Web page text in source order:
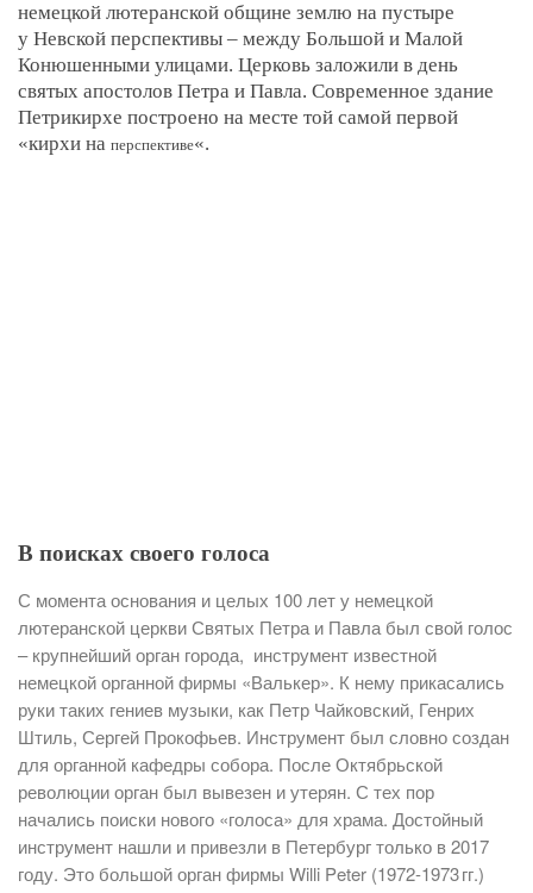
немецкой лютеранской общине землю на пустыре
у Невской перспективы – между Большой и Малой
Конюшенными улицами. Церковь заложили в день
святых апостолов Петра и Павла. Современное здание
Петрикирхе построено на месте той самой первой
«кирхи на перспективе«.
В поисках своего голоса
С момента основания и целых 100 лет у немецкой
лютеранской церкви Святых Петра и Павла был свой голос
– крупнейший орган города, инструмент известной
немецкой органной фирмы «Валькер». К нему прикасались
руки таких гениев музыки, как Петр Чайковский, Генрих
Штиль, Сергей Прокофьев. Инструмент был словно создан
для органной кафедры собора. После Октябрьской
революции орган был вывезен и утерян. С тех пор
начались поиски нового «голоса» для храма. Достойный
инструмент нашли и привезли в Петербург только в 2017
году. Это большой орган фирмы Willi Peter (1972‑1973 гг.)